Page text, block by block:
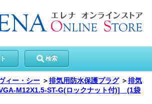
検索
ィー・シー ＞排気用防水保護プラグ ＞排気
M12X1.5-ST-G(ロックナット付)] (1袋